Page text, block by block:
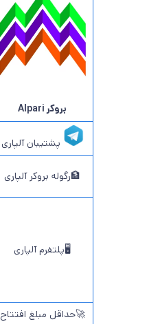
بروکر Alpari
پشتیبان آلپاری
🏦رگوله بروکر آلپاری
🖥پلتفرم آلپاری
🚀حداقل مبلغ افتتاح